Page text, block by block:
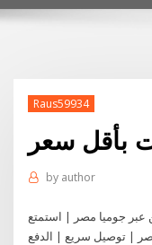
Raus59934
بأقل سعر
by author
جوميا مصر | استمتع
| توصيل سريع | الدفع